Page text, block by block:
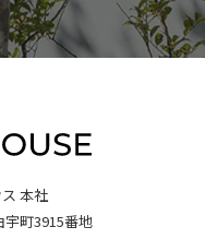
本社
宇町3915番地